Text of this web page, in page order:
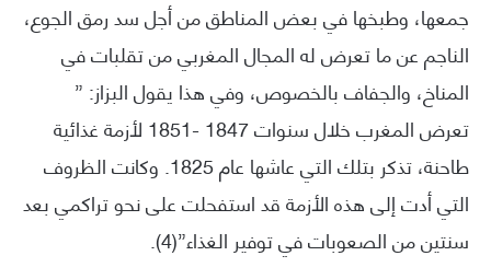
جمعها، وطبخها في بعض المناطق من أجل سد رمق الجوع،
الناجم عن ما تعرض له المجال المغربي من تقلبات في
المناخ، والجفاف بالخصوص، وفي هذا يقول البزاز: ”
تعرض المغرب خلال سنوات 1847 -1851 لأزمة غذائية
طاحنة، تذكر بتلك التي عاشها عام 1825. وكانت الظروف
التي أدت إلى هذه الأزمة قد استفحلت على نحو تراكمي بعد
سنتين من الصعوبات في توفير الغذاء”(4).